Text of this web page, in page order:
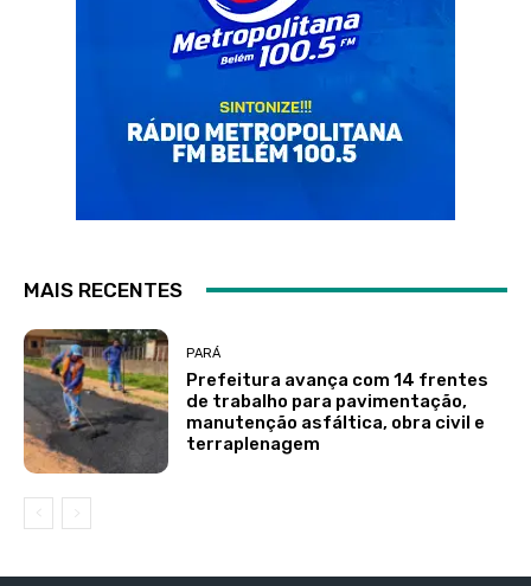
MAIS RECENTES
PARÁ
Prefeitura avança com 14 frentes
de trabalho para pavimentação,
manutenção asfáltica, obra civil e
terraplenagem